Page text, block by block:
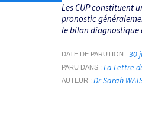
Les CUP constituent
pronostic
le bilan diagnostique
DATE DE PARUTION 30
PARU DANS La Lettre
AUTEUR Dr Sarah